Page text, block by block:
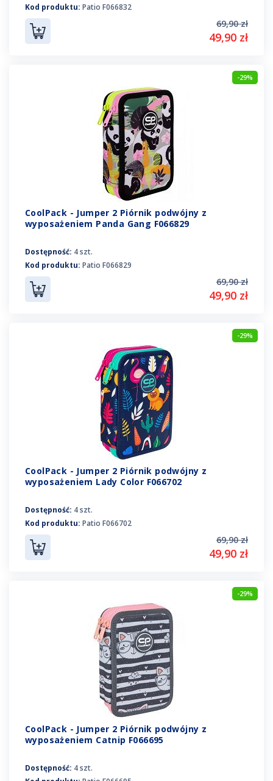
Kod produktu: Patio F066832
69,90 zł
49,90 zł
-29%
CoolPack - Jumper 2 Piórnik podwójny z
wyposażeniem Panda Gang F066829
Dostępność: 4 szt.
Kod produktu: Patio F066829
69,90 zł
49,90 zł
-29%
CoolPack - Jumper 2 Piórnik podwójny z
wyposażeniem Lady Color F066702
Dostępność: 4 szt.
Kod produktu: Patio F066702
69,90 zł
49,90 zł
-29%
CoolPack - Jumper 2 Piórnik podwójny z
wyposażeniem Catnip F066695
Dostępność: 4 szt.